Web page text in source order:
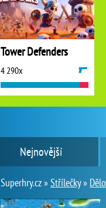
Nejnovější
Superhry.cz »Střílečky» Dělo
Tower Defenders
4 290x